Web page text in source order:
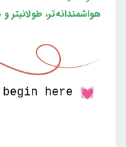
هواشمندانه‌تر، طولانی‎تر و هیجان‌انگیزتر باشد.